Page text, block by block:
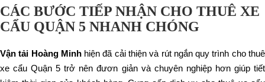
CÁC BƯỚC TIẾP NHẬN CHO THUÊ XE
CẨU QUẬN 5 NHANH CHÓNG
Vận tải Hoàng Minhhiện đã cải thiện và rút ngắn quy trình cho thuê
xe cẩu Quận 5 trở nên đươn giản và chuyên nghiệp hơn giúp tiết